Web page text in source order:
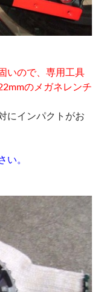
いので、専用工具
のメガネレンチ
にインパクトがお
。